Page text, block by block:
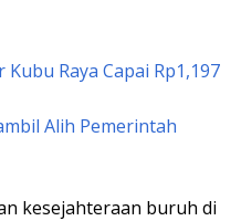
Raya Capai Rp1,197
Alih Pemerintah
kesejahteraan buruh di